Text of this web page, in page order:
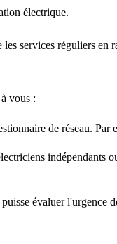
électrique.
services réguliers
vous :
de réseau. Par
indépendants
évaluer l'urgence